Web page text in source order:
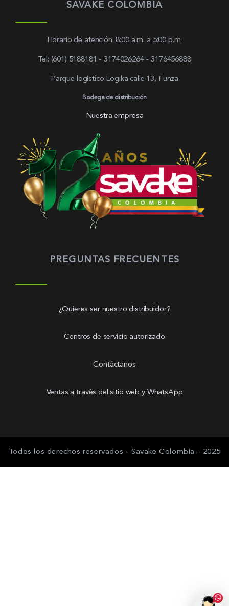
SAVAKE COLOMBIA
Horario de atención: 8:00 a.m. a 5:00 p.m.
Tel: (601) 5188181 - 3174026264 - 3176456888
Parque logistíco Logika calle 13, Funza
Bodega de distribución
Nuestra empresa
PREGUNTAS FRECUENTES
¿Quieres ser nuestro distribuidor?
Centros de servicio autorizado
Contáctanos
Ventas a través del sitio web y WhatsApp
Todos los derechos reservados - Savake Colombia - 2025